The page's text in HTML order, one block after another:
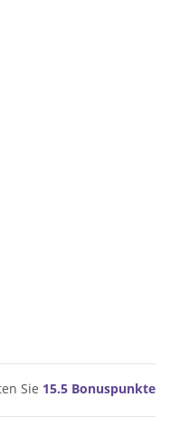
Sie 15.5 Bonuspunkte